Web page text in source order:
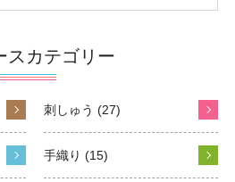
スカテゴリー
刺しゅう (27)
手織り (15)